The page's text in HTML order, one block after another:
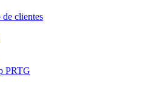
de clientes
PRTG